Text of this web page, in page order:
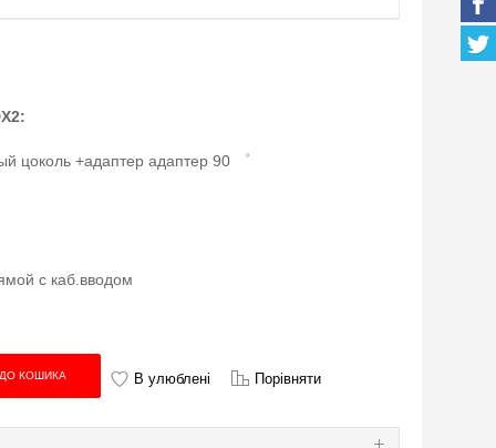
цоколь +адаптер адаптер 90 ゜
с каб.вводом
В улюблені Порівняти